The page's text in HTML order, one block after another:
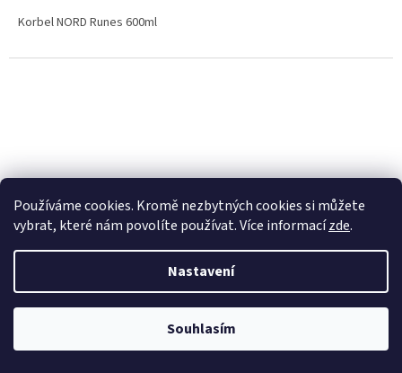
Používáme cookies. Kromě nezbytných cookies si můžete
vybrat, které nám povolíte používat. Více informacízde.
Nastavení
Souhlasím
Korbel NORD Runes 600ml